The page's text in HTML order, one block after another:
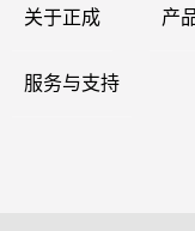
关于正成 产
服务与支持